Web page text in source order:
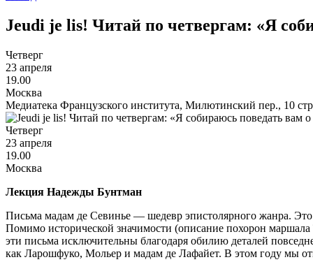
Jeudi je lis! Читай по четвергам: «Я
Четверг
23 апреля
19.00
Москва
Медиатека Французского института, Милютинский пер., 10
Четверг
23 апреля
19.00
Москва
Лекция Надежды Бунтман
Письма мадам де Севинье — шедевр эпистолярного жанра.
Помимо исторической значимости (описание похорон
эти письма исключительны благодаря обилию деталей
как Ларошфуко, Мольер и мадам де Лафайет. В этом году мы